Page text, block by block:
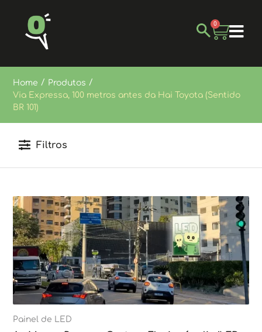
0
Home / Produtos /
Via Expressa, 100 metros antes da Hai Toyota (Sentido
BR 101)
Filtros
Painel de LED